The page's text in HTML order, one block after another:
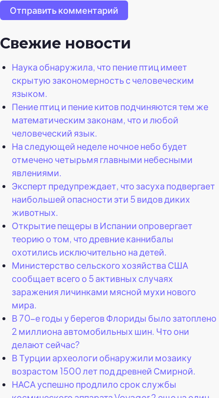
Отправить комментарий
Свежие новости
Наука обнаружила, что пение птиц имеет
скрытую закономерность с человеческим
языком.
Пение птиц и пение китов подчиняются тем же
математическим законам, что и любой
человеческий язык.
На следующей неделе ночное небо будет
отмечено четырьмя главными небесными
явлениями.
Эксперт предупреждает, что засуха подвергает
наибольшей опасности эти 5 видов диких
животных.
Открытие пещеры в Испании опровергает
теорию о том, что древние каннибалы
охотились исключительно на детей.
Министерство сельского хозяйства США
сообщает всего о 5 активных случаях
заражения личинками мясной мухи нового
мира.
В 70-е годы у берегов Флориды было затоплено
2 миллиона автомобильных шин. Что они
делают сейчас?
В Турции археологи обнаружили мозаику
возрастом 1500 лет под древней Смирной.
НАСА успешно продлило срок службы